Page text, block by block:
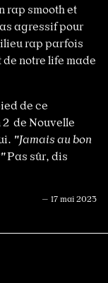
rap smooth et
agressif pour
rap parfois
notre life made
de ce
de Nouvelle
"Jamais au bon
Pas sûr, dis
— 17 mai 2023